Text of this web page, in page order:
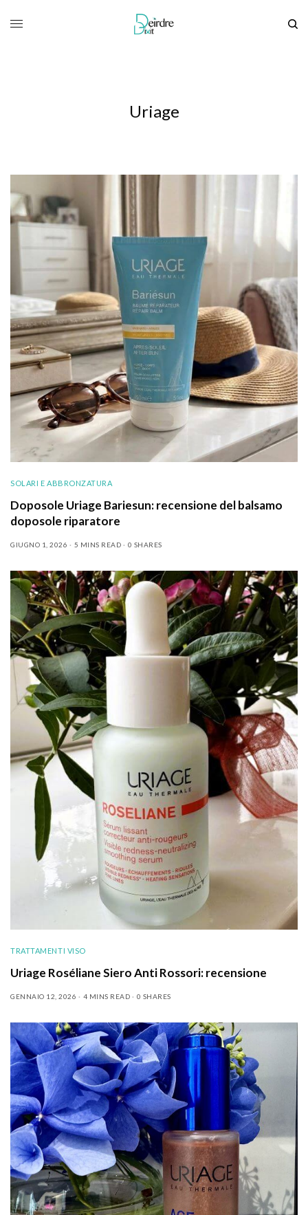
Uriage
SOLARI E ABBRONZATURA
Doposole Uriage Bariesun: recensione del balsamo
doposole riparatore
GIUGNO 1, 2026 5 MINS READ 0 SHARES
TRATTAMENTI VISO
Uriage Roséliane Siero Anti Rossori: recensione
GENNAIO 12, 2026 4 MINS READ 0 SHARES